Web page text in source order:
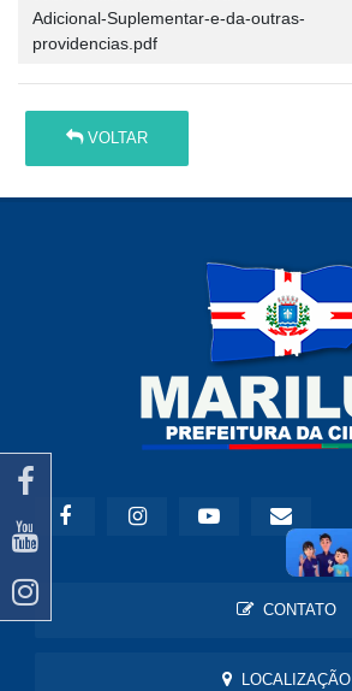
Adicional-Suplementar-e-da-outras-
providencias.pdf
VOLTAR
CONTATO
LOCALIZAÇÃO